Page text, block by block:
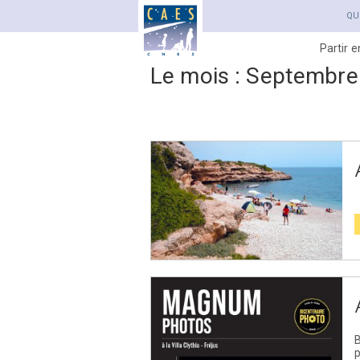
Partir
Le mois : Septembre
Navigation
des
articles